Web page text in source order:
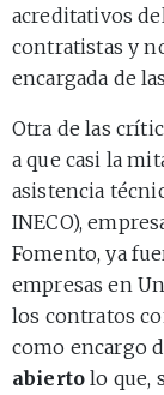
acreditativos
contratistas y
encargada de
Otra de las
a que casi la
asistencia
INECO),
Fomento, ya
empresas en
los contratos
como encargo
abierto lo que,